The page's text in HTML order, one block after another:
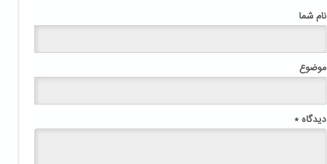
نام شما
موضوع
دیدگاه *